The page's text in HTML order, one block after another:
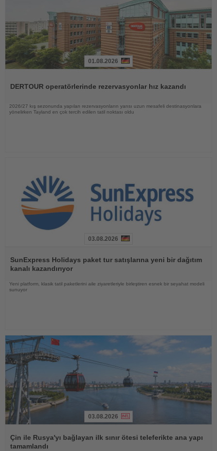
01.08.2026
DERTOUR operatörlerinde rezervasyonlar hız kazandı
2026/27 kış sezonunda yapılan rezervasyonların yarısı uzun mesafeli destinasyonlara
yönelirken Tayland en çok tercih edilen tatil noktası oldu
Oku
03.08.2026
SunExpress Holidays paket tur satışlarına yeni bir dağıtım
kanalı kazandırıyor
Yeni platform, klasik tatil paketlerini aile ziyaretleriyle birleştiren esnek bir seyahat modeli
sunuyor
Oku
03.08.2026
Çin ile Rusya'yı bağlayan ilk sınır ötesi teleferikte ana yapı
tamamlandı